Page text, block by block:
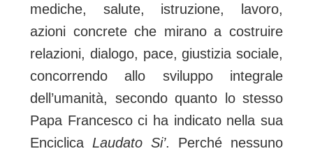
mediche, salute, istruzione, lavoro,
azioni concrete che mirano a costruire
relazioni, dialogo, pace, giustizia sociale,
concorrendo allo sviluppo integrale
dell’umanità, secondo quanto lo stesso
Papa Francesco ci ha indicato nella sua
Enciclica Laudato Si’. Perché nessuno